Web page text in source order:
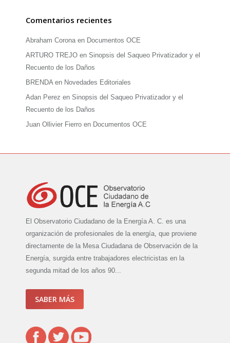
Comentarios recientes
Abraham Corona en Documentos OCE
ARTURO TREJO en Sinopsis del Saqueo Privatizador y el
Recuento de los Daños
BRENDA en Novedades Editoriales
Adan Perez en Sinopsis del Saqueo Privatizador y el
Recuento de los Daños
Juan Ollivier Fierro en Documentos OCE
El Observatorio Ciudadano de la Energía A. C. es una
organización de profesionales de la energía, que proviene
directamente de la Mesa Ciudadana de Observación de la
Energía, surgida entre trabajadores electricistas en la
segunda mitad de los años 90...
SABER MÁS